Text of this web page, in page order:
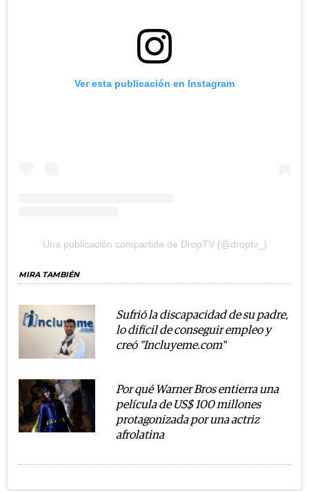
Ver esta publicación en Instagram
Una publicación compartida de DropTV (@droptv_)
MIRA TAMBIÉN
Sufrió la discapacidad de su padre,
lo difícil de conseguir empleo y
creó "Incluyeme.com"
Por qué Warner Bros entierra una
película de US$ 100 millones
protagonizada por una actriz
afrolatina